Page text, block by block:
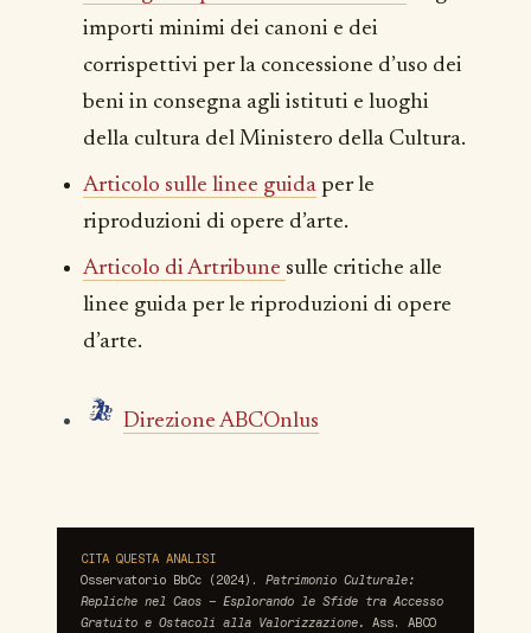
importi minimi dei canoni e dei
corrispettivi per la concessione d’uso dei
beni in consegna agli istituti e luoghi
della cultura del Ministero della Cultura.
Articolo sulle linee guida per le
riproduzioni di opere d’arte.
Articolo di Artribune sulle critiche alle
linee guida per le riproduzioni di opere
d’arte.
Direzione ABCOnlus
CITA QUESTA ANALISI
Osservatorio BbCc (2024). Patrimonio Culturale:
Repliche nel Caos – Esplorando le Sfide tra Accesso
Gratuito e Ostacoli alla Valorizzazione.
Ass. ABCO